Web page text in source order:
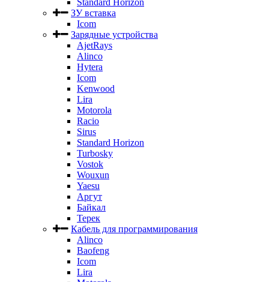
Standard Horizon
ЗУ вставка
Icom
Зарядные устройства
AjetRays
Alinco
Hytera
Icom
Kenwood
Lira
Motorola
Racio
Sirus
Standard Horizon
Turbosky
Vostok
Wouxun
Yaesu
Аргут
Байкал
Терек
Кабель для программирования
Alinco
Baofeng
Icom
Lira